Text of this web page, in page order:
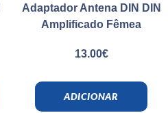
Adaptador Antena DIN DIN
Amplificado Fêmea
13.00€
ADICIONAR